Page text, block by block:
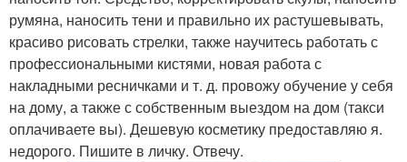
румяна, наносить тени и правильно их растушевывать,
красиво рисовать стрелки, также научитесь работать с
профессиональными кистями, новая работа с
накладными ресничками и т. д. провожу обучение у себя
на дому, а также с собственным выездом на дом (такси
оплачиваете вы). Дешевую косметику предоставляю я.
недорого. Пишите в личку. Отвечу.